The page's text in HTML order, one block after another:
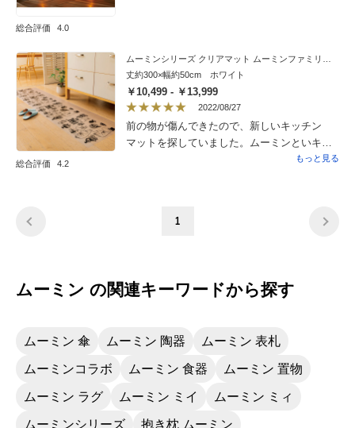
総合評価 4.0
総合評価 4.2
丈約300×幅約50cm ホワイト
￥10,499 - ￥13,999
2022/08/27
前の物が傷んできたので、新しいキッチン
マットを探していました。ムーミンといキャ
ラクターものですが、白1色で描かれている
かり分かりつつ、悪目立ちしてないので空間
ると良いと思います。クリアマットなので
もっと見る
1
ムーミン の関連キーワードから探す
ムーミン 傘 ムーミン 陶器 ムーミン 表札
ムーミンコラボ ムーミン 食器 ムーミン 置物
ムーミン ラグ ムーミン ミイ ムーミン ミィ
ムーミンシリーズ 抱き枕 ムーミン